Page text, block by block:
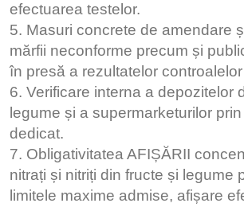
efectuarea testelor.
5. Masuri concrete de amendare
mărfii neconforme precum și
în presă a rezultatelor
6. Verificare interna a depozitelor
legume și a supermarketurilor
dedicat.
7. Obligativitatea AFIȘĂRII
nitrați și nitriți din fructe și legume
limitele maxime admise, afișare